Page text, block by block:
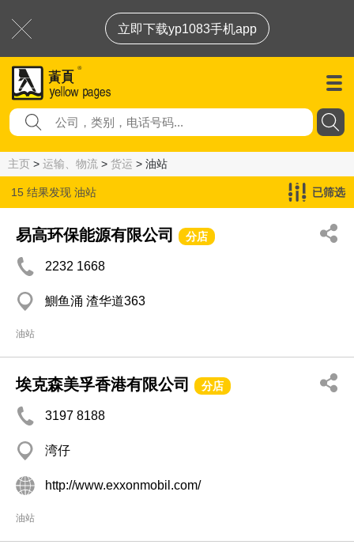
立即下载yp1083手机app
主页 > 运输、物流 > 货运 > 油站
15 结果发现 油站 已筛选
易高环保能源有限公司 分店
2232 1668
鰂鱼涌 渣华道363
油站
埃克森美孚香港有限公司 分店
3197 8188
湾仔
http://www.exxonmobil.com/
油站